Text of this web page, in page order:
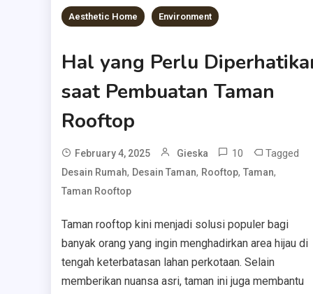
Aesthetic Home Environment
Hal yang Perlu
saat Pembuatan Taman
Rooftop
February 4, 2025 Gieska 10 Tagged
Desain Rumah, Desain Taman, Rooftop, Taman,
Taman Rooftop
Taman rooftop kini menjadi solusi populer bagi
banyak orang yang ingin menghadirkan area hijau di
tengah keterbatasan lahan perkotaan. Selain
memberikan nuansa asri, taman ini juga membantu